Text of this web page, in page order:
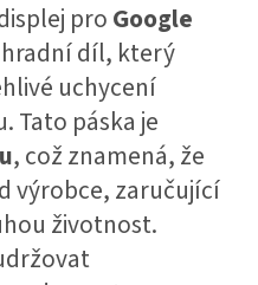
proGoogle
díl, který
uchycení
Tato páska je
, což znamená, že
výrobce, zaručující
životnost.